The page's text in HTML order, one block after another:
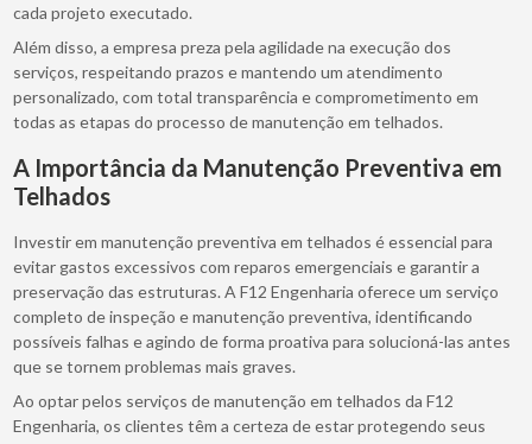
cada projeto executado.
Além disso, a empresa preza pela agilidade na execução dos
serviços, respeitando prazos e mantendo um atendimento
personalizado, com total transparência e comprometimento em
todas as etapas do processo de manutenção em telhados.
A Importância da Manutenção Preventiva em
Telhados
Investir em manutenção preventiva em telhados é essencial para
evitar gastos excessivos com reparos emergenciais e garantir a
preservação das estruturas. A F12 Engenharia oferece um serviço
completo de inspeção e manutenção preventiva, identificando
possíveis falhas e agindo de forma proativa para solucioná-las antes
que se tornem problemas mais graves.
Ao optar pelos serviços de manutenção em telhados da F12
Engenharia, os clientes têm a certeza de estar protegendo seus